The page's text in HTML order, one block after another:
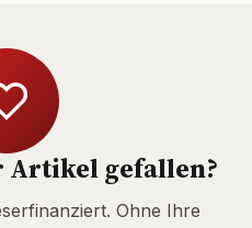
Artikel gefallen?
Ohne Ihre